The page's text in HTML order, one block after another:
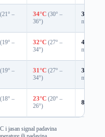
(21° –
34°C (30° –
36°)
35%
mm)
(19° –
32°C (27° –
34°)
45%
mm)
(19° –
31°C (27° –
34°)
37%
mm)
(18° –
23°C (20° –
26°)
8%
i jasan signal padavina